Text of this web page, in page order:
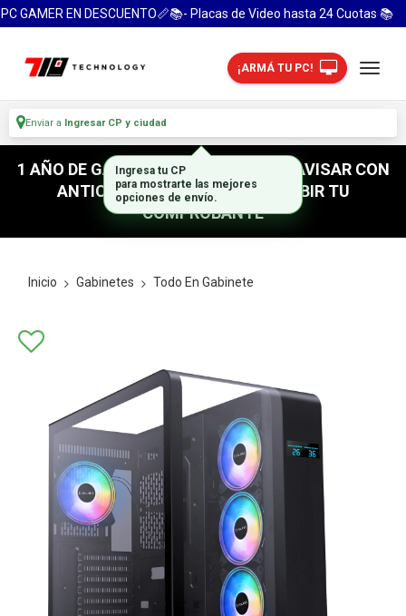
GAMER EN DESCUENTO📏📚- Placas de Video hasta 24 Cuotas 📚
¡ARMÁ TU PC!
Enviar a Ingresar CP y ciudad
1 AÑO DE GARANTIA! / PARA RETIRO AVISAR CON
ANTICIPACION / NO OLVIDES SUBIR TU
COMPROBANTE
Inicio Gabinetes Todo En Gabinete
Ingresa tu CP
para mostrarte las mejores
opciones de envío.